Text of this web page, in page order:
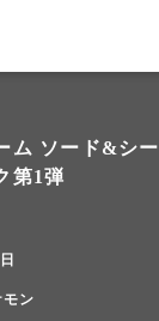
ム ソード&シ
第1弾
ン